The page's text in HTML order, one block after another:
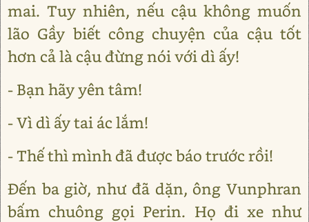
mai. Tuy nhiên, nếu cậu không muốn
lão Gầy biết công chuyện của cậu tốt
hơn cả là cậu đừng nói với dì ấy!
- Bạn hãy yên tâm!
- Vì dì ấy tai ác lắm!
- Thế thì mình đã được báo trước rồi!
Đến ba giờ, như đã dặn, ông Vunphran
bấm chuông gọi Perin. Họ đi xe như